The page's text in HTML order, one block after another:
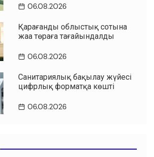
06.08.2026
Қарағанды облыстық сотына
жаңа төраға тағайындалды
06.08.2026
Санитариялық бақылау жүйесі
цифрлық форматқа көшті
06.08.2026